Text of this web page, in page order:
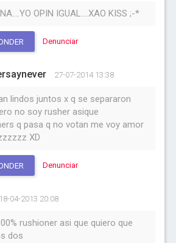
OPIN IGUAL....XAO KISS ;-*
Denunciar
27-07-2014 13:38
lindos juntos x q se separaron
no soy rusher asique
q pasa q no votan me voy amor
XD
Denunciar
18-04-2013 20:08
rushioner asi que quiero que
dos